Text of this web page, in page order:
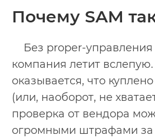
Почему SAM
Без proper-
компания летит
оказывается, что
(или, наоборот, не
проверка от вендора
огромными штрафами за